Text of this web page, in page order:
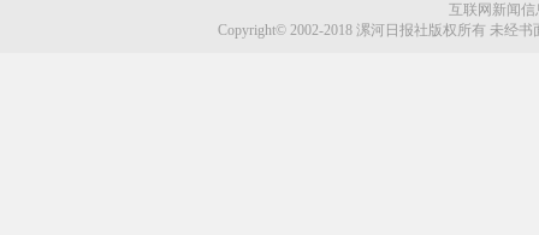
及时查处违规收取电费行为
互联网新闻信
Copyright© 2002-2018 漯河日报社版权所有 未经